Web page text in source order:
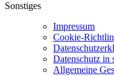
Sonstiges
Impressum
Cookie-
Datenschutz in
Allgemeine